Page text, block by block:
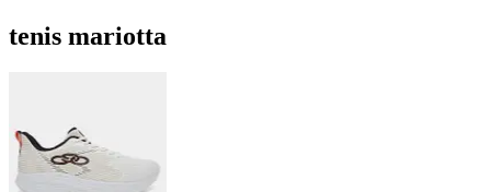
tenis mariotta